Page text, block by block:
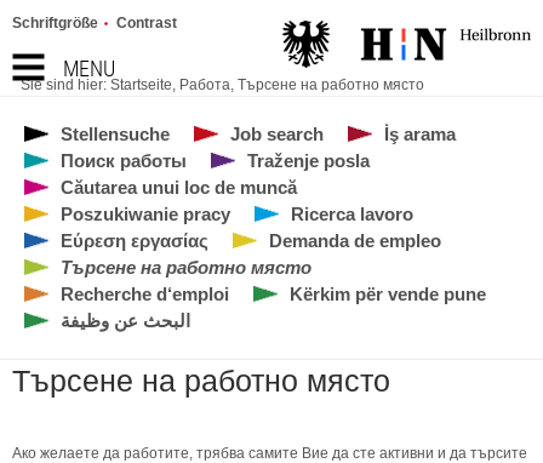
MENU
Schriftgröße Contrast
Sie sind hier: Startseite, Работа, Търсене на работно място
Stellensuche Job search
İş arama
Поиск работы
Traženje posla
Căutarea unui loc de muncă
Poszukiwanie pracy
Ricerca lavoro
Εύρεση εργασίας
Demanda de empleo
Търсене на работно място
Recherche d‘emploi
Kërkim për vende pune
البحث عن وظيفة
Търсене на работно място
Ако желаете да работите, трябва самите Вие да сте активни и да търсите